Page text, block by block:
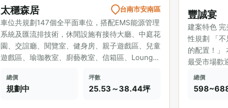
太穩森居 台南市安南區
車位共規劃147個全平面車位，搭配EMS能源管理
系統及匯流排技術，休閒設施有接待大廳、中庭花
園、交誼廳、閱覽室、健身房、親子遊戲區、兒童
遊戲區、瑜珈教室、廚藝教室、信箱區、Lounge
總價
規劃中
坪數
25.53～38.44坪
豐誠宴
建案特色
性規劃 「
的配置！」
最受市場歡
2衛」的方正
總價